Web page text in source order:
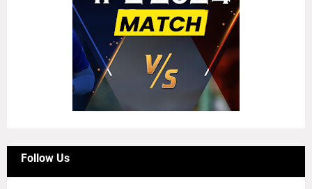
Follow Us